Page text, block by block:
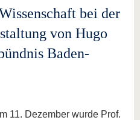
der
ins
an der
BTU
Innovative
Transferprojekte
Region
bei der
von Hugo
Baden-
11. Dezember wurde Prof.